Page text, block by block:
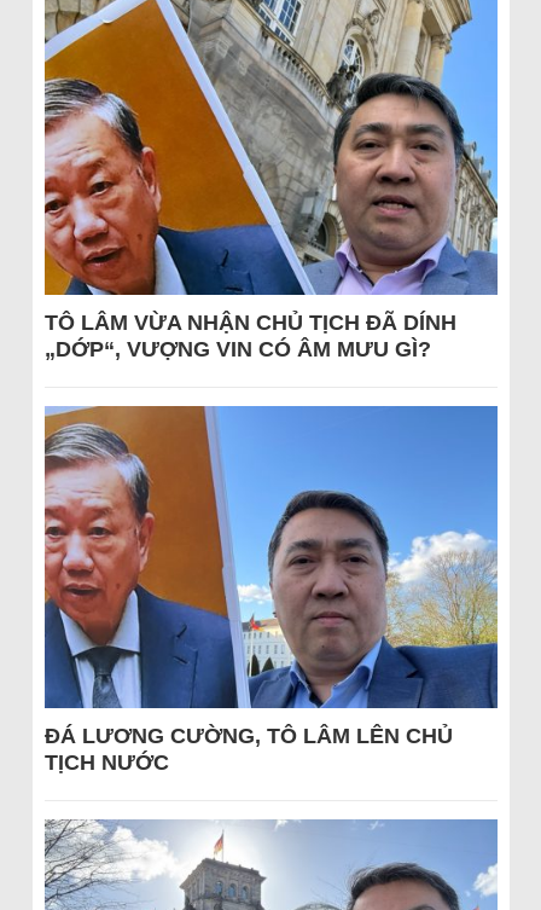
TÔ LÂM VỪA NHẬN CHỦ TỊCH ĐÃ DÍNH
„DỚP“, VƯỢNG VIN CÓ ÂM MƯU GÌ?
ĐÁ LƯƠNG CƯỜNG, TÔ LÂM LÊN CHỦ
TỊCH NƯỚC